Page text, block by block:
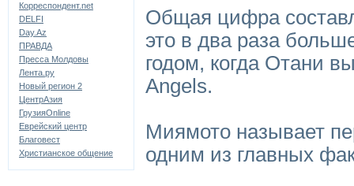
Корреспондент.net
DELFI
Day.Az
ПРАВДА
Пресса Молдовы
Лента.ру
Новый регион 2
ЦентрАзия
ГрузияOnline
Еврейский центр
Благовест
Христианское общение
Общая цифра
это в два раза
годом, когда Отани
Angels.
Миямото называет
одним из главных